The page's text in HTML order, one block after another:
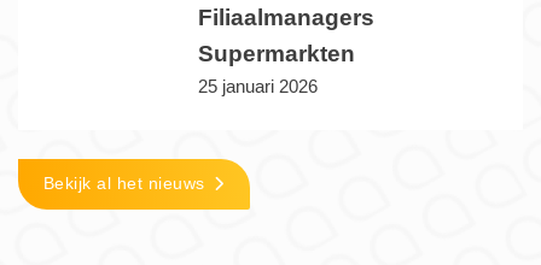
Filiaalmanagers
Supermarkten
25 januari 2026
Bekijk al het nieuws